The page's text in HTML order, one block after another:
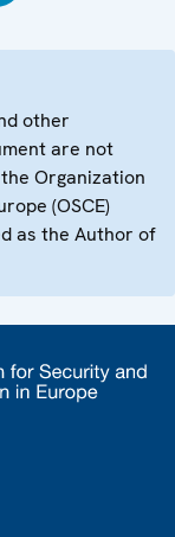
other
are not
Organization
(OSCE)
as the Author of